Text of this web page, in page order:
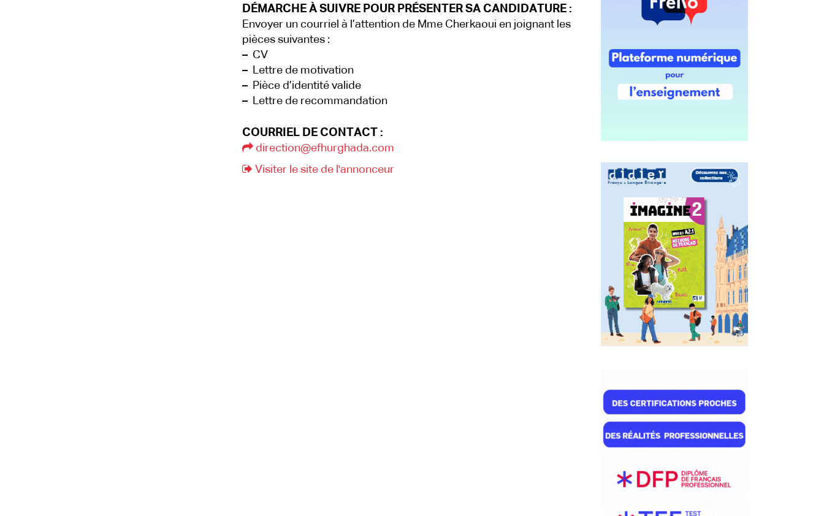
DÉMARCHE À SUIVRE POUR PRÉSENTER SA CANDIDATURE :
Envoyer un courriel à l’attention de Mme Cherkaoui en joignant les
pièces suivantes :
–CV
–Lettre de motivation
–Pièce d’identité valide
–Lettre de recommandation
COURRIEL DE CONTACT :
direction@efhurghada.com
Visiter le site de l'annonceur